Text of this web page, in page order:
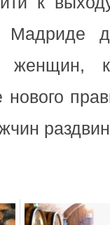
Мадриде
женщин,
нового